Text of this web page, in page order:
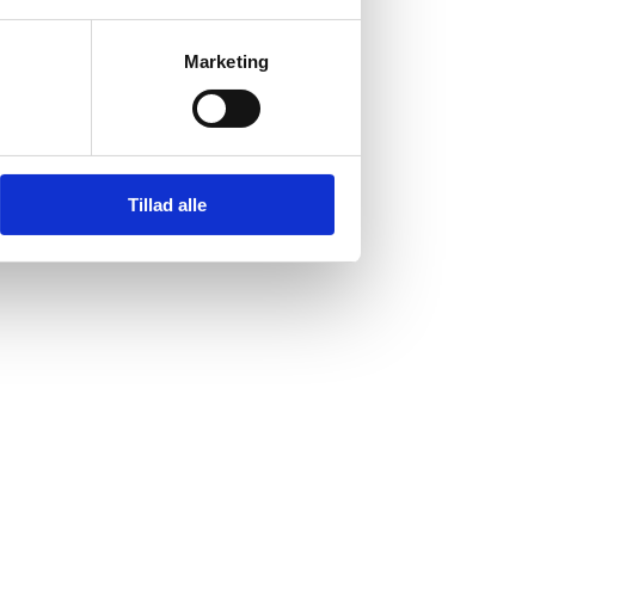
Marketing
Tillad alle